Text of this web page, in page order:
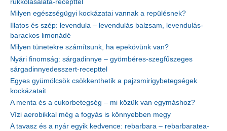
rukkolasaláta-recepttel
Milyen egészségügyi kockázatai vannak a repülésnek?
Illatos és szép: levendula – levendulás balzsam, levendulás-
barackos limonádé
Milyen tünetekre számítsunk, ha epekövünk van?
Nyári finomság: sárgadinnye – gyömbéres-szegfűszeges
sárgadinnyedesszert-recepttel
Egyes gyümölcsök csökkenthetik a pajzsmirigybetegségek
kockázatait
A menta és a cukorbetegség – mi közük van egymáshoz?
Vízi aerobikkal még a fogyás is könnyebben megy
A tavasz és a nyár egyik kedvence: rebarbara – rebarbaratea-